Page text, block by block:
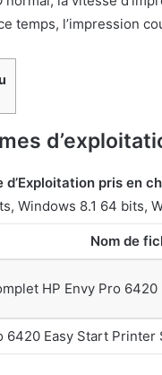
temps, l’impression
d’Exploitation pris en
Windows 8.1 64 bits,
Nom de
HP Envy Pro
6420 Easy Start Printer